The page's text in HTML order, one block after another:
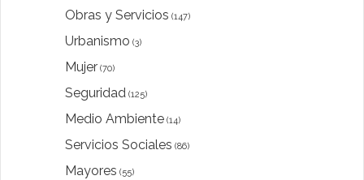
Obras y Servicios (147)
Urbanismo (3)
Mujer (70)
Seguridad (125)
Medio Ambiente (14)
Servicios Sociales (86)
Mayores (55)